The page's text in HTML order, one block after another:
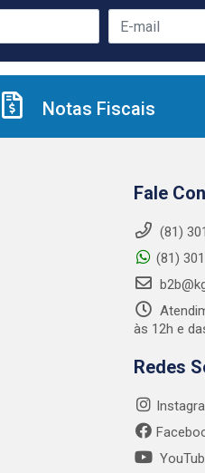
Notas Fiscais
Fale
(81)
(81)
às 12h e
Redes